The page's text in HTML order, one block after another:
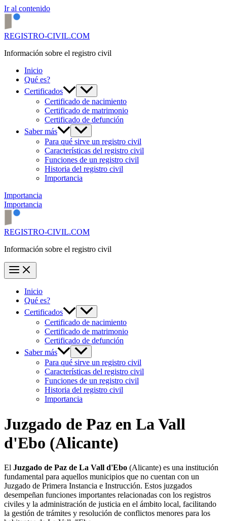
Ir al contenido
REGISTRO-CIVIL.COM
Información sobre el registro civil
Inicio
Qué es?
Certificados
Certificado de nacimiento
Certificado de matrimonio
Certificado de defunción
Saber más
Para qué sirve un registro civil
Características del registro civil
Funciones de un registro civil
Historia del registro civil
Importancia
Importancia
Importancia
REGISTRO-CIVIL.COM
Información sobre el registro civil
Inicio
Qué es?
Certificados
Certificado de nacimiento
Certificado de matrimonio
Certificado de defunción
Saber más
Para qué sirve un registro civil
Características del registro civil
Funciones de un registro civil
Historia del registro civil
Importancia
Juzgado de Paz en La Vall
d'Ebo (Alicante)
El Juzgado de Paz de La Vall d'Ebo (Alicante) es una institución
fundamental para aquellos municipios que no cuentan con un
Juzgado de Primera Instancia e Instrucción. Estos juzgados
desempeñan funciones importantes relacionadas con los registros
civiles y la administración de justicia en el ámbito local, facilitando
la gestión de trámites y resolución de conflictos menores para los